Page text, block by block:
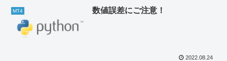
MT4 数値誤差にご注意！
2022.08.24